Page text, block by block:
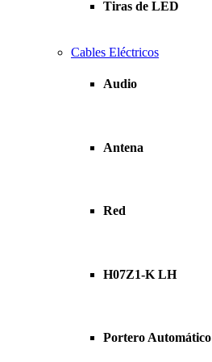
Tiras de LED
Cables Eléctricos
Audio
Antena
Red
H07Z1-K LH
Portero Automático